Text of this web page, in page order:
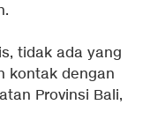
tidak ada yang
kontak dengan
Provinsi Bali,